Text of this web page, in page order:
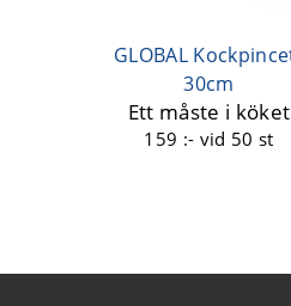
GLOBAL
30cm
Ett måste i köket
159 :- vid 50 st